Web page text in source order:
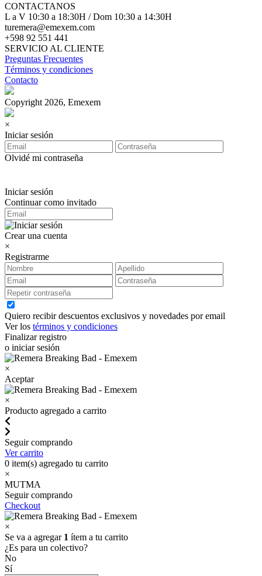
CONTACTANOS
L a V 10:30 a 18:30H / Dom 10:30 a 14:30H
turemera@emexem.com
+598 92 551 441
SERVICIO AL CLIENTE
Preguntas Frecuentes
Términos y condiciones
Contacto
Copyright 2026, Emexem
×
Iniciar sesión
Olvidé mi contraseña
Iniciar sesión
Continuar como invitado
Crear una cuenta
×
Registrarme
Quiero recibir descuentos exclusivos y novedades por email
Ver los términos y condiciones
Finalizar registro
o iniciar sesión
×
Aceptar
×
Producto agregado a carrito
Seguir comprando
Ver carrito
0 item(s) agregado tu carrito
×
MUTMA
Seguir comprando
Checkout
×
Se va a agregar 1 ítem a tu carrito
¿Es para un colectivo?
No
Sí